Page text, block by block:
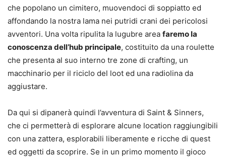
che popolano un cimitero, muovendoci di soppiatto ed
affondando la nostra lama nei putridi crani dei pericolosi
avventori. Una volta ripulita la lugubre area faremo la
conoscenza dell’hub principale, costituito da una roulette
che presenta al suo interno tre zone di crafting, un
macchinario per il riciclo del loot ed una radiolina da
aggiustare.
Da qui si dipanerà quindi l’avventura di Saint & Sinners,
che ci permetterà di esplorare alcune location raggiungibili
con una zattera, esplorabili liberamente e ricche di quest
ed oggetti da scoprire. Se in un primo momento il gioco